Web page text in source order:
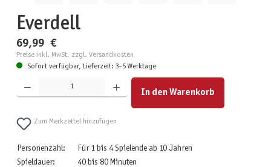
Everdell
69,99 €
Preise inkl. MwSt. zzgl. Versandkosten
Sofort verfügbar, Lieferzeit: 3-5 Werktage
Produkt Anzahl: Gib den gewünschten Wert ein oder benutze die Schaltflächen um die Anzahl zu
In den Warenkorb
Zum Merkzettel hinzufügen
Personenzahl:
Für 1 bis 4 Spielende ab 10 Jahren
Spieldauer:
40 bis 80 Minuten